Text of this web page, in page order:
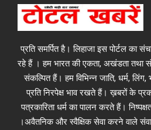
प्रति समर्पित है। लिहाजा इस पोर्टल का
रहे हैं । हम भारत की एकता, अखंडता तथा
संकल्पित हैं। हम विभिन्न जाति, धर्म,
प्रति निरपेक्ष भाव रखते हैं। ख़बरों के
पत्रकारिता धर्म का पालन करते हैं।
।अवैतनिक और स्वैक्षिक सेवा करने वाले